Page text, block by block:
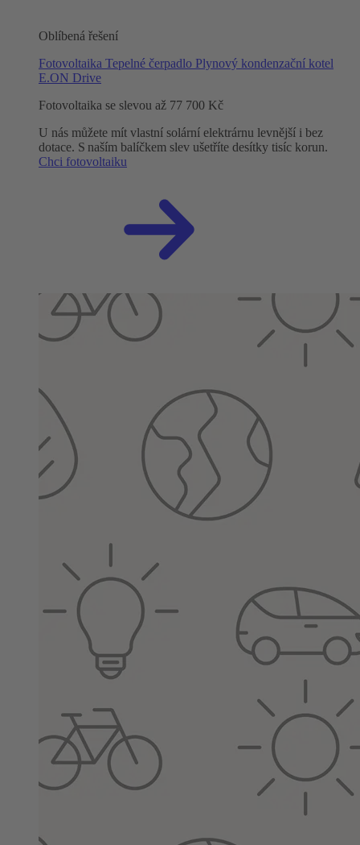
Oblíbená řešení
Fotovoltaika Tepelné čerpadlo Plynový kondenzační kotel
E.ON Drive
Fotovoltaika se slevou až 77 700 Kč
U nás můžete mít vlastní solární elektrárnu levnější i bez
dotace. S naším balíčkem slev ušetříte desítky tisíc korun.
Chci fotovoltaiku